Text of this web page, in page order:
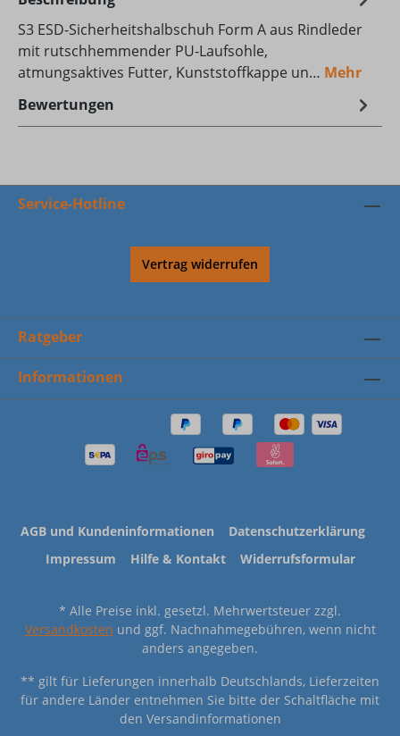
S3 ESD-Sicherheitshalbschuh Form A aus Rindleder
mit rutschhemmender PU-Laufsohle,
atmungsaktives Futter, Kunststoffkappe un… Mehr
Bewertungen
Service-Hotline
Vertrag widerrufen
Ratgeber
Informationen
AGB und Kundeninformationen
Datenschutzerklärung
Impressum
Hilfe & Kontakt Widerrufsformular
* Alle Preise inkl. gesetzl. Mehrwertsteuer zzgl.
Versandkosten und ggf. Nachnahmegebühren, wenn nicht
anders angegeben.
** gilt für Lieferungen innerhalb Deutschlands, Lieferzeiten
für andere Länder entnehmen Sie bitte der Schaltfläche mit
den Versandinformationen